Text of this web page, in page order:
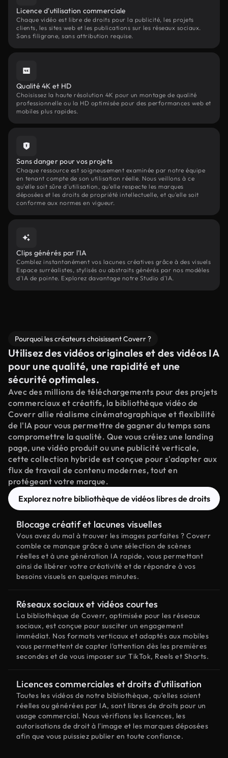
Licence d'utilisation commerciale
Chaque vidéo est libre de droits pour la publicité, les projets
clients, les sites web et les publications sur les réseaux sociaux.
Sans filigrane, sans attribution requise.
Qualité 4K et HD
Choisissez la haute résolution 4K pour un montage de qualité
professionnelle ou la HD optimisée pour des performances web et
mobiles plus rapides.
Sans danger pour vos projets
Chaque ressource est soigneusement examinée par notre équipe
en tenant compte de son utilisation réelle. Nous veillons à ce
qu'elle soit sûre d'utilisation, qu'elle respecte les marques
déposées et les droits de propriété intellectuelle, et qu'elle soit
conforme aux normes en vigueur.
Clips générés par l'IA
Comblez instantanément vos lacunes créatives grâce à des visuels
Espace surréalistes, stylisés ou abstraits générés par nos modèles
d'IA de pointe. Explorez davantage notre Studio d'IA.
Pourquoi les créateurs choisissent Coverr ?
Utilisez des vidéos originales et des vidéos IA
pour une qualité, une rapidité et une
sécurité optimales.
Avec des millions de téléchargements pour des projets
commerciaux et créatifs, la bibliothèque vidéo de
Coverr allie réalisme cinématographique et flexibilité
de l'IA pour vous permettre de gagner du temps sans
compromettre la qualité. Que vous créiez une landing
page, une vidéo produit ou une publicité verticale,
cette collection hybride est conçue pour s'adapter aux
flux de travail de contenu modernes, tout en
protégeant votre marque.
Explorez notre bibliothèque de vidéos libres de droits
Blocage créatif et lacunes visuelles
Vous avez du mal à trouver les images parfaites ? Coverr
comble ce manque grâce à une sélection de scènes
réelles et à une génération IA rapide, vous permettant
ainsi de libérer votre créativité et de répondre à vos
besoins visuels en quelques minutes.
Réseaux sociaux et vidéos courtes
La bibliothèque de Coverr, optimisée pour les réseaux
sociaux, est conçue pour susciter un engagement
immédiat. Nos formats verticaux et adaptés aux mobiles
vous permettent de capter l'attention dès les premières
secondes et de vous imposer sur TikTok, Reels et Shorts.
Licences commerciales et droits d'utilisation
Toutes les vidéos de notre bibliothèque, qu'elles soient
réelles ou générées par IA, sont libres de droits pour un
usage commercial. Nous vérifions les licences, les
autorisations de droit à l'image et les marques déposées
afin que vous puissiez publier en toute confiance.